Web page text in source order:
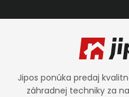
Jipos ponúka predaj
záhradnej techniky za